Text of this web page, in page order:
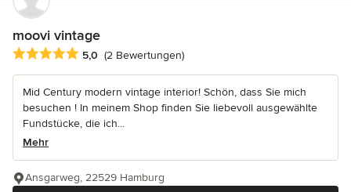
moovi vintage
Durchschnittliche Bewertung: 5 von 5 Sternen
5,0 (2 Bewertungen)
Mid Century modern vintage interior! Schön, dass Sie mich
besuchen ! In meinem Shop finden Sie liebevoll ausgewählte
Fundstücke, die ich...
Mehr
Ansgarweg, 22529 Hamburg